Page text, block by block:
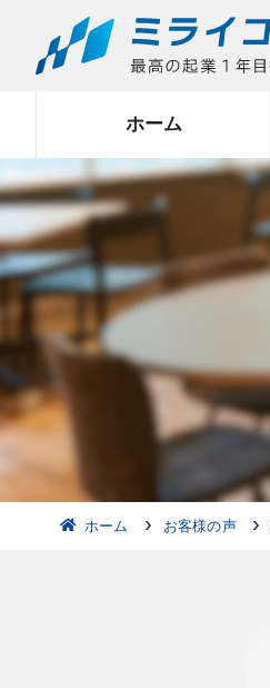
ホーム
ホーム お客様の声